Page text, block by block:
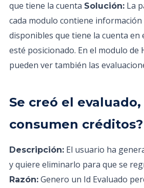
que tiene la cuenta Solución: La
cada modulo contiene información
disponibles que tiene la cuenta en
esté posicionado. En el modulo de
pueden ver también las
Se creó el evaluado,
consumen créditos?
Descripción: El usuario ha
y quiere eliminarlo para que se
Razón: Genero un Id Evaluado